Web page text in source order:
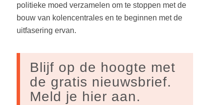
politieke moed verzamelen om te stoppen met de
bouw van kolencentrales en te beginnen met de
uitfasering ervan.
Blijf op de hoogte met
de gratis nieuwsbrief.
Meld je hier aan.